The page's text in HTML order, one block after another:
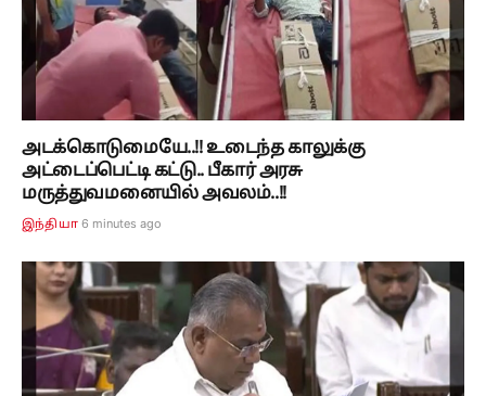
அடக்கொடுமையே..!! உடைந்த காலுக்கு
அட்டைப்பெட்டி கட்டு.. பீகார் அரசு
மருத்துவமனையில் அவலம்..!!
இந்தியா 6 minutes ago